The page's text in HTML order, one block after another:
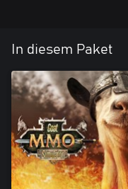
In diesem Paket